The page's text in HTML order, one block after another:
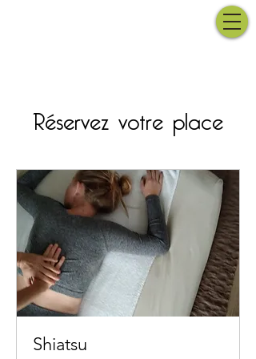
Réservez votre place
Shiatsu